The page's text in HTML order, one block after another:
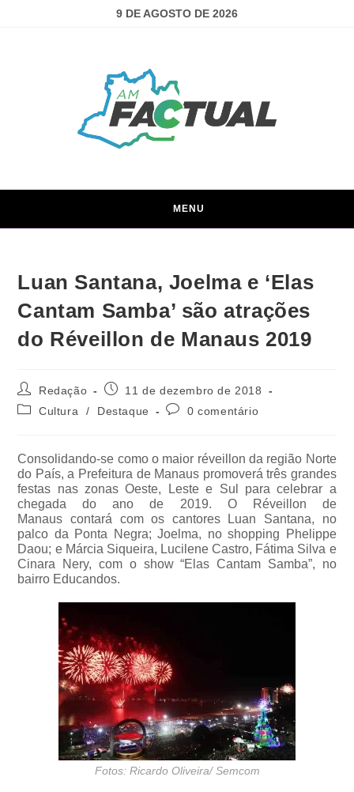
9 DE AGOSTO DE 2026
MENU
Luan Santana, Joelma e ‘Elas
Cantam Samba’ são atrações
do Réveillon de Manaus 2019
Redação
11 de dezembro de 2018
Cultura
/ Destaque 0 comentário
Consolidando-se como o maior réveillon da região Norte
do País, a Prefeitura de Manaus promoverá três grandes
festas nas zonas Oeste, Leste e Sul para celebrar a
chegada do ano de 2019. O Réveillon de
Manaus contará com os cantores Luan Santana, no
palco da Ponta Negra; Joelma, no shopping Phelippe
Daou; e Márcia Siqueira, Lucilene Castro, Fátima Silva e
Cinara Nery, com o show “Elas Cantam Samba”, no
bairro Educandos.
Fotos: Ricardo Oliveira/ Semcom